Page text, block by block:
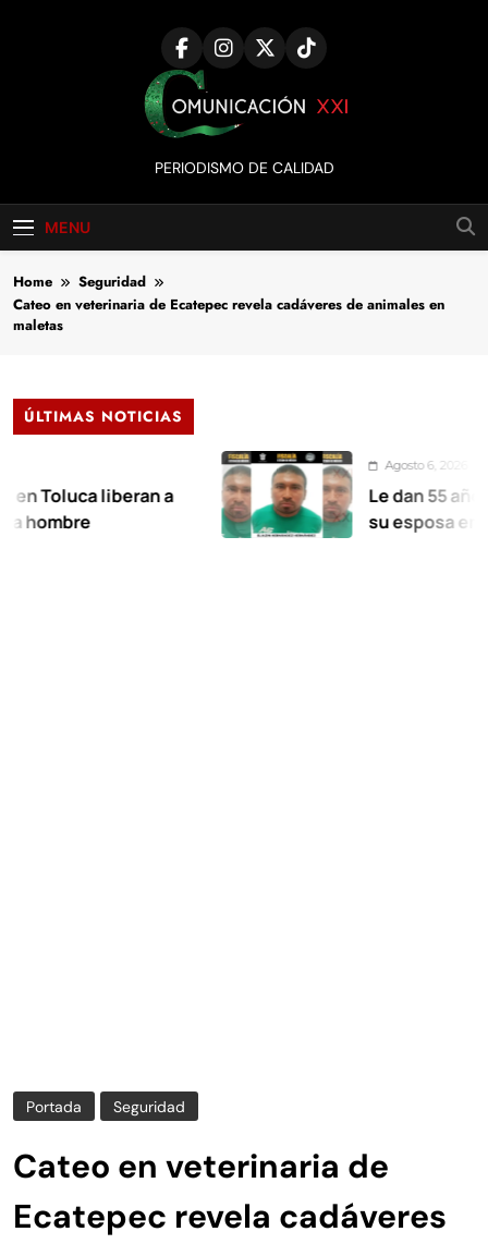
Comunicación
XXI
PERIODISMO DE CALIDAD
MENU
Home
Seguridad
Cateo en veterinaria de Ecatepec revela cadáveres de animales en
maletas
ÚLTIMAS NOTICIAS
liberan a
Agosto 6, 2026
Le dan 55 años de
su esposa en
Portada Seguridad
Cateo en veterinaria de
Ecatepec revela cadáveres